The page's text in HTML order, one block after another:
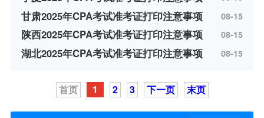
甘肃2025年CPA考试准考证打印注意事项 08-15
陕西2025年CPA考试准考证打印注意事项 08-15
湖北2025年CPA考试准考证打印注意事项 08-15
首页 1 2 3 下一页 末页